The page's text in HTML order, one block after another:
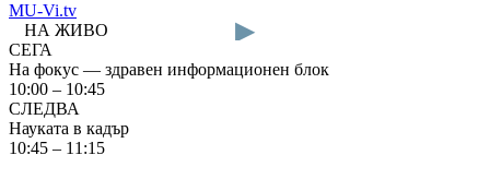
MU-Vi.tv
НА ЖИВО
▶
СЕГА
На фокус — здравен информационен блок
10:00 – 10:45
СЛЕДВА
Науката в кадър
10:45 – 11:15